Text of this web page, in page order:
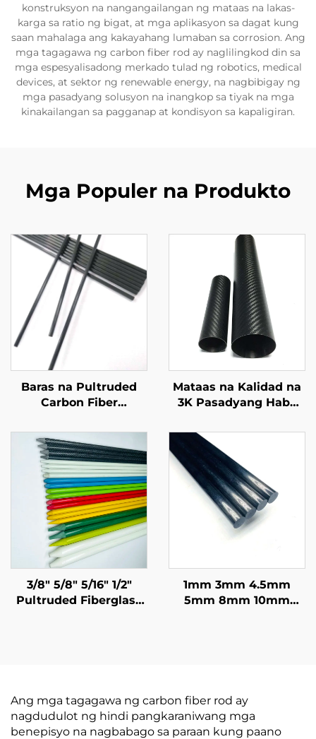
konstruksyon na nangangailangan ng mataas na lakas-
karga sa ratio ng bigat, at mga aplikasyon sa dagat kung
saan mahalaga ang kakayahang lumaban sa corrosion. Ang
mga tagagawa ng carbon fiber rod ay naglilingkod din sa
mga espesyalisadong merkado tulad ng robotics, medical
devices, at sektor ng renewable energy, na nagbibigay ng
mga pasadyang solusyon na inangkop sa tiyak na mga
kinakailangan sa pagganap at kondisyon sa kapaligiran.
Mga Populer na Produkto
Baras na Pultruded
Carbon Fiber
Carbon Fiber para sa
mga Medikal na
Kagamitan
Mataas na Kalidad na
3K Pasadyang Haba
Tube Premium
Pasadyang Carbon
Fiber Pipe
3/8" 5/8" 5/16" 1/2"
Pultruded Fiberglass
1mm 3mm 4.5mm
5mm 8mm 10mm
Ang mga tagagawa ng carbon fiber rod ay
nagdudulot ng hindi pangkaraniwang mga
benepisyo na nagbabago sa paraan kung paano